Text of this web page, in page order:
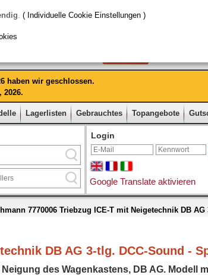
haben wir geschlossen.
2026.
Lagerlisten Gebrauchtes Topangebote
Login
Google Translate aktivieren
7770006 Triebzug ICE-T mit Neigetechnik DB AG
DB AG 3-tlg. DCC-Sound -
des Wagenkastens, DB AG. Modell
. ( Individuelle Cookie Einstellungen )